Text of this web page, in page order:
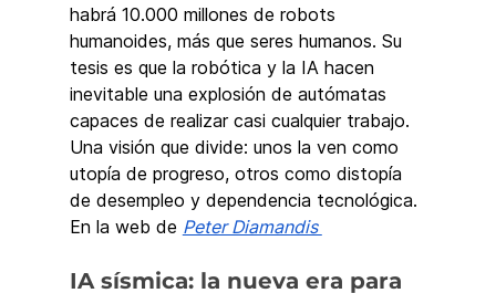
habrá 10.000 millones de robots
humanoides, más que seres humanos. Su
tesis es que la robótica y la IA hacen
inevitable una explosión de autómatas
capaces de realizar casi cualquier trabajo.
Una visión que divide: unos la ven como
utopía de progreso, otros como distopía
de desempleo y dependencia tecnológica.
En la web de Peter Diamandis
IA sísmica: la nueva era para